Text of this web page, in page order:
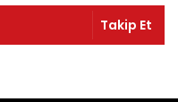
Takip Et